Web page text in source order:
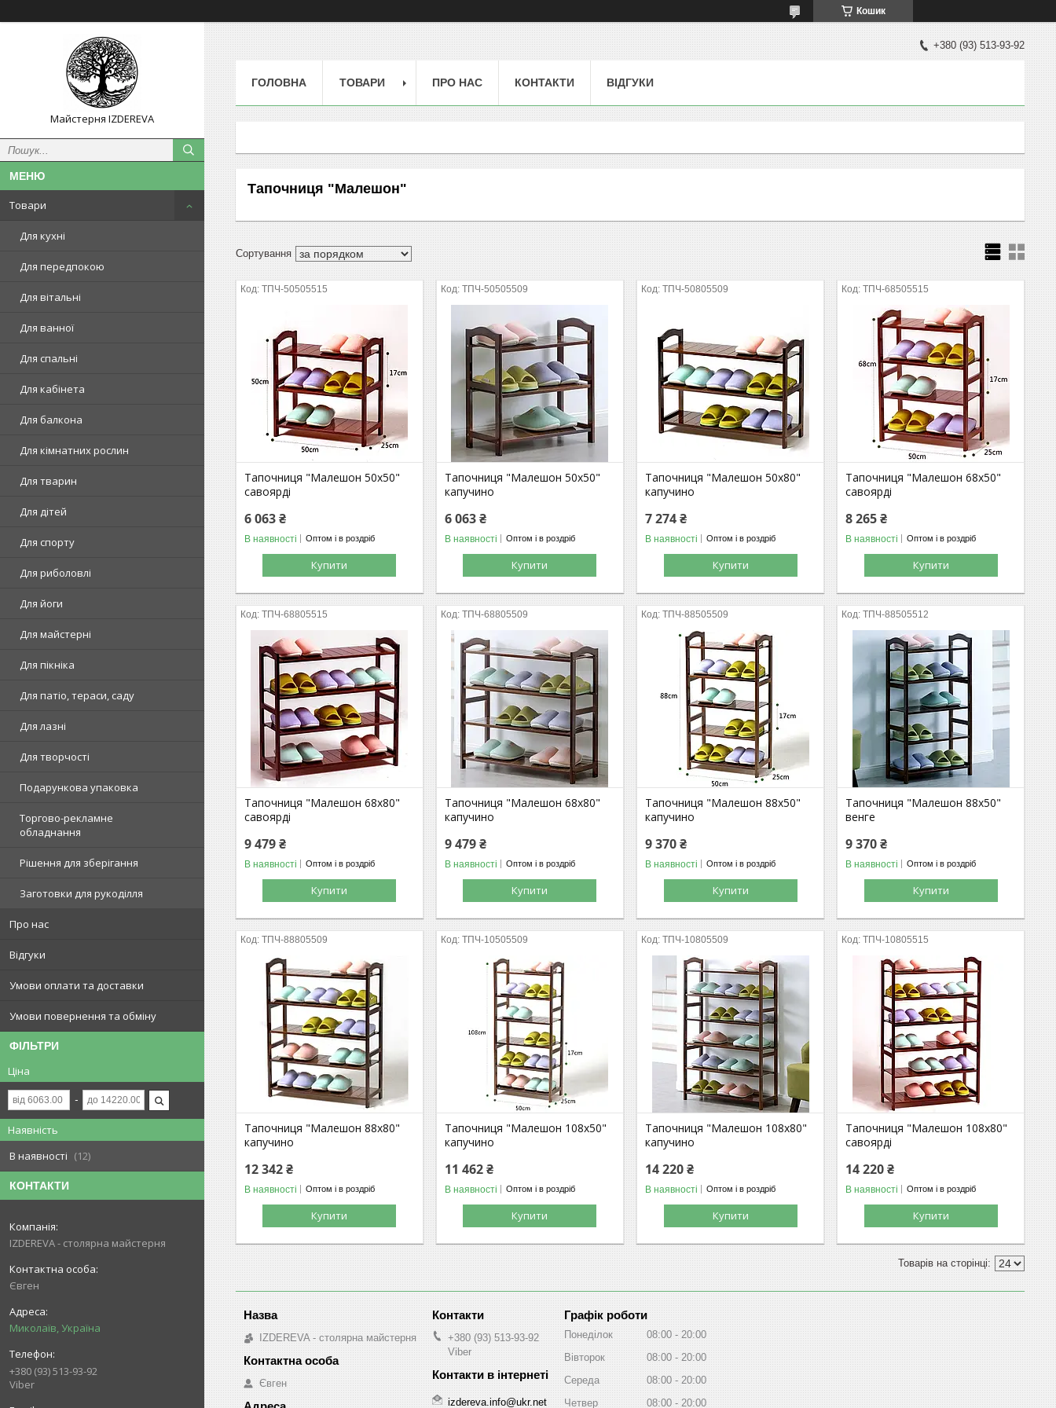
Кошик
Майстерня IZDEREVA
Товари
Для кухні
Для передпокою
Для вітальні
Для ванної
Для спальні
Для кабінета
Для балкона
Для кімнатних рослин
Для тварин
Для дітей
Для спорту
Для риболовлі
Для йоги
Для майстерні
Для пікніка
Для патіо, тераси, саду
Для лазні
Для творчості
Подарункова упаковка
Торгово-рекламне
обладнання
Рішення для зберігання
Заготовки для рукоділля
Про нас
Відгуки
Умови оплати та доставки
Умови повернення та обміну
ФІЛЬТРИ
Ціна
Наявність
В наявності
12
КОНТАКТИ
IZDEREVA - столярна майстерня
Євген
Миколаїв, Україна
+380 (93) 513-93-92
Viber
+380 (93) 513-93-92
ГОЛОВНА ТОВАРИ ПРО НАС КОНТАКТИ ВІДГУКИ
Тапочниця "Малешон"
ТПЧ-50505515
Тапочниця "Малешон 50х50"
савоярді
6 063 ₴
В наявності Оптом і в роздріб
Купити
ТПЧ-50505509
Тапочниця "Малешон 50х50"
капучино
6 063 ₴
В наявності Оптом і в роздріб
Купити
ТПЧ-50805509
Тапочниця "Малешон 50х80"
капучино
7 274 ₴
В наявності Оптом і в роздріб
Купити
ТПЧ-68505515
Тапочниця "Малешон 68х50"
савоярді
8 265 ₴
В наявності Оптом і в роздріб
Купити
ТПЧ-68805515
Тапочниця "Малешон 68х80"
савоярді
9 479 ₴
В наявності Оптом і в роздріб
Купити
ТПЧ-68805509
Тапочниця "Малешон 68х80"
капучино
9 479 ₴
В наявності Оптом і в роздріб
Купити
ТПЧ-88505509
Тапочниця "Малешон 88х50"
капучино
9 370 ₴
В наявності Оптом і в роздріб
Купити
ТПЧ-88505512
Тапочниця "Малешон 88х50"
венге
9 370 ₴
В наявності Оптом і в роздріб
Купити
ТПЧ-88805509
Тапочниця "Малешон 88х80"
капучино
12 342 ₴
В наявності Оптом і в роздріб
Купити
ТПЧ-10505509
Тапочниця "Малешон 108х50"
капучино
11 462 ₴
В наявності Оптом і в роздріб
Купити
ТПЧ-10805509
Тапочниця "Малешон 108х80"
капучино
14 220 ₴
В наявності Оптом і в роздріб
Купити
ТПЧ-10805515
Тапочниця "Малешон 108х80"
савоярді
14 220 ₴
В наявності Оптом і в роздріб
Купити
IZDEREVA - столярна майстерня
Євген
+380 (93) 513-93-92
Viber
izdereva.info@ukr.net
Графік роботи
Понеділок 08:00
20:00
Вівторок
08:00
20:00
Середа
08:00
20:00
Четвер
08:00 20:00